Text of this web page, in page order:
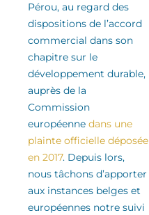
Pérou, au regard des
dispositions de l’accord
commercial dans son
chapitre sur le
développement durable,
auprès de la
Commission
européenne dans une
plainte officielle déposée
en 2017. Depuis lors,
nous tâchons d’apporter
aux instances belges et
européennes notre suivi